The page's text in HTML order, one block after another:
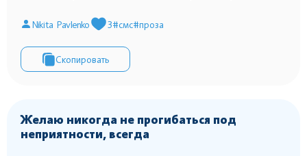
Nikita Pavlenko 3#смс#проза
Скопировать
Желаю никогда не прогибаться под
неприятности, всегда